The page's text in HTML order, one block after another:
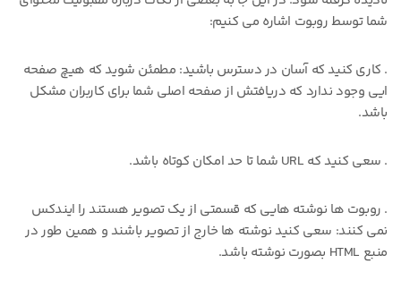
شما توسط روبوت اشاره می کنیم:
. کاری کنید که آسان در دسترس باشید: مطمئن شوید که هیچ صفحه
ایی وجود ندارد که دریافتش از صفحه اصلی شما برای کاربران مشکل
باشد.
. سعی کنید که URL شما تا حد امکان کوتاه باشد.
. روبوت ها نوشته هایی که قسمتی از یک تصویر هستند را ایندکس
نمی کنند: سعی کنید نوشته ها خارج از تصویر باشند و همین طور در
منبع HTML بصورت نوشته باشد.